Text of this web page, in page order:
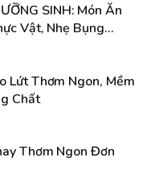
SINH: Món Ăn
Vật, Nhẹ Bụng
Lứt Thơm Ngon, Mềm
Chất
Thơm Ngon Đơn